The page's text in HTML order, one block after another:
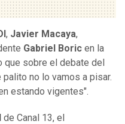
, Javier Macaya,
Gabriel Boric en la
que sobre el debate del
palito no lo vamos a pisar.
estando vigentes".
de Canal 13, el